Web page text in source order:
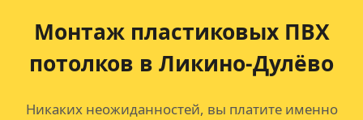
Монтаж пластиковых ПВХ
потолков в Ликино-Дулёво
Никаких неожиданностей, вы платите именно